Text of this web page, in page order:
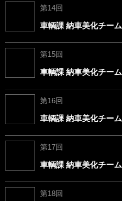
第14回
車輌課 納車美化チーム
第15回
車輌課 納車美化チーム
第16回
車輌課 納車美化チーム
第17回
車輌課 納車美化チーム
第18回